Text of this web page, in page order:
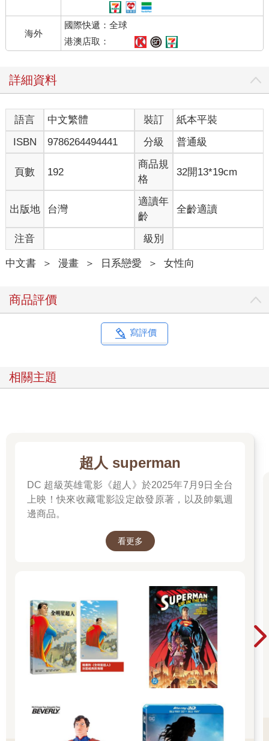
海外
國際快遞：全球
港澳店取：
詳細資料
語言 中文繁體 裝訂
紙本平裝
ISBN
9786264494441 分級 普通級
頁數 192
商品規
格
32開13*19cm
出版地 台灣
適讀年
齡
全齡適讀
注音 級別
中文書 ＞ 漫畫 ＞ 日系戀愛 ＞ 女性向
商品評價
寫評價
相關主題
超人 superman
DC 超級英雄電影《超人》於2025年7月9日全台
上映！快來收藏電影設定啟發原著，以及帥氣週
邊商品。
看更多